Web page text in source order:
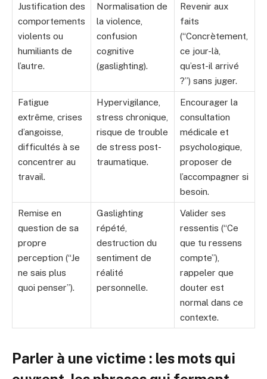
Justification des
comportements
violents ou
humiliants de
l’autre.
Normalisation de
la violence,
confusion
cognitive
(gaslighting).
Revenir aux
faits
(“Concrètement,
ce jour-là,
qu’est-il arrivé
?”) sans juger.
Fatigue
extrême, crises
d’angoisse,
difficultés à se
concentrer au
travail.
Hypervigilance,
stress chronique,
risque de trouble
de stress post-
traumatique.
Encourager la
consultation
médicale et
psychologique,
proposer de
l’accompagner si
besoin.
Remise en
question de sa
propre
perception (“Je
ne sais plus
quoi penser”).
Gaslighting
répété,
destruction du
sentiment de
réalité
personnelle.
Valider ses
ressentis (“Ce
que tu ressens
compte”),
rappeler que
douter est
normal dans ce
contexte.
Parler à une victime : les mots qui